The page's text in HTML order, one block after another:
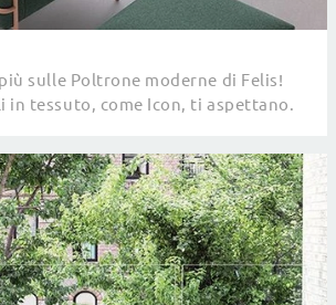
sulle Poltrone moderne di Felis!
in tessuto, come Icon, ti aspettano.